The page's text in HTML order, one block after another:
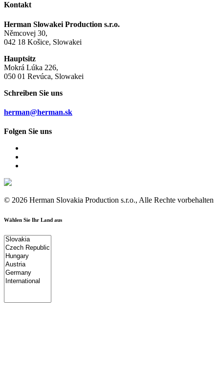
Kontakt
Herman Slowakei Production s.r.o.
Němcovej 30,
042 18 Košice, Slowakei
Hauptsitz
Mokrá Lúka 226,
050 01 Revúca, Slowakei
Schreiben Sie uns
herman@herman.sk
Folgen Sie uns
© 2026 Herman Slovakia Production s.r.o., Alle Rechte vorbehalten
Wählen Sie Ihr Land aus